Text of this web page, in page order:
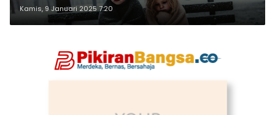
Kamis, 9 Januari 2025 7:20